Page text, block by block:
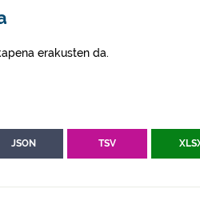
erakusten da.
JSON TSV